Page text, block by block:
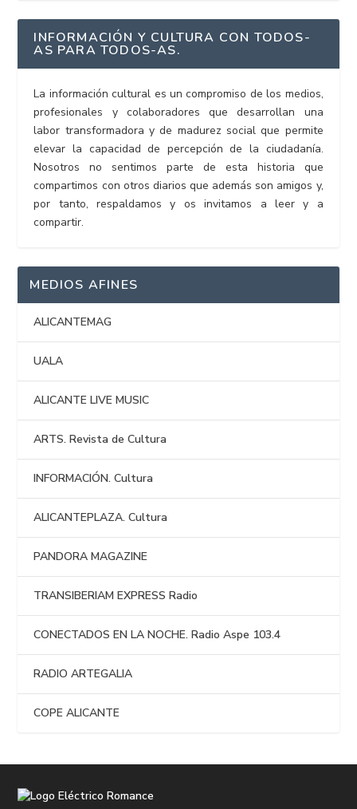
INFORMACIÓN Y CULTURA CON TODOS-
AS PARA TODOS-AS.
La información cultural es un compromiso de los medios,
profesionales y colaboradores que desarrollan una
labor transformadora y de madurez social que permite
elevar la capacidad de percepción de la ciudadanía.
Nosotros no sentimos parte de esta historia que
compartimos con otros diarios que además son amigos y,
por tanto, respaldamos y os invitamos a leer y a
compartir.
MEDIOS AFINES
ALICANTEMAG
UALA
ALICANTE LIVE MUSIC
ARTS. Revista de Cultura
INFORMACIÓN. Cultura
ALICANTEPLAZA. Cultura
PANDORA MAGAZINE
TRANSIBERIAM EXPRESS Radio
CONECTADOS EN LA NOCHE. Radio Aspe 103.4
RADIO ARTEGALIA
COPE ALICANTE